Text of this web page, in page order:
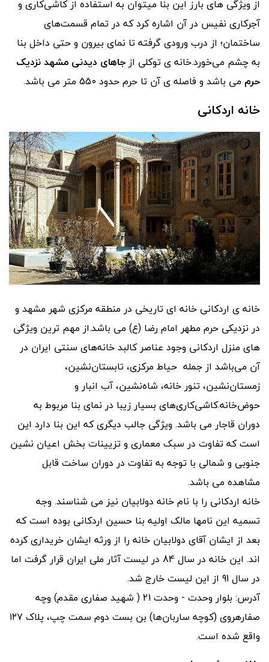
از ویژگی های بارز این بنا میتوان به استفاده از کاشی‌کاری و
آجرکاری نفیس در آن اشاره کرد که در تمام قسمت‌های
ساختمان؛ از درب ورودی گرفته تا نمای بیرون و حتی داخل بنا
به چشم می‌خورد.خانه ی توکلی ازجاهای دیدنی مشهد نزدیک
حرم می باشد و فاصله ی آن تا حرم حدود 550 متر می باشد.
خانه اردکانی
خانه ی اردکانی خانه ای تاریخی در منطقه مرکزی شهر مشهد و
در نزدیکی حرم مطهر امام رضا (ع) می باشد.از مهم ترین ویژگی
های منزل اردکانی وجود عناصر کالبد خانه‌های سنتی ایران در
آن می‌باشد از جمله حیاط مرکزی، تابستان‌نشین،
زمستان‌نشین، تنور خانه، شاه‌نشین، آب انبار و
حوض‌خانه.کاشی‌کاری‌های بسیار زیبا در نمای بنا مربوط به
دوران قاجار می باشد. ویژگی جالب دیگری که این بنا دارد این
است که تفاوت در سبک معماری و تزیینات بخش اعیان نشین
جنوبی و شمالی با توجه به تفاوت در دوران ساخت قابل
مشاهده می باشد.
خانه اردکانی را با نام خانه دولابیان نیز می شناسند. وجه
تسمیه این نامها مالک اولیه بنا حسین اردکانی بوده است که
بعد از ایشان آقای دولابیان خانه را از ورثه ایشان خریداری کرده
اند. این خانه در سال 84 در لیست آثار ملی ایران قرار گرفت اما
در سال 91 از این لیست خارج شد.
آدرس: بلوار وحدت - وحدت 21 ( شهید صفاری مقدم) وچه‌‌‌‌‌‌‌‌‌‌‌‌‌‌‌‌
صفار‌‌‌هروی (کوچه ساربان‌ها) بن بست دوم سمت چپ‌، پلاک ۱۲۷
واقع شده است.